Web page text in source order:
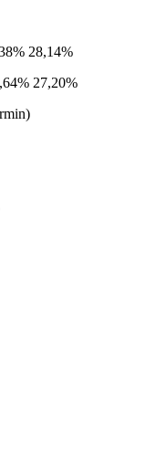
28,14%
27,20%